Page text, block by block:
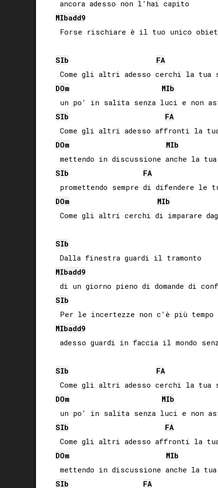
MIbadd9
Forse rischiare è il tuo unico
SIb FA
DOm MIb
SIb FA
DOm MIb
SIb FA
DOm
MIb
Come gli altri cerchi di imparare
SIb
MIbadd9
SIb
MIbadd9
adesso guardi in faccia il mondo
SIb FA
DOm MIb
SIb FA
DOm MIb
SIb FA